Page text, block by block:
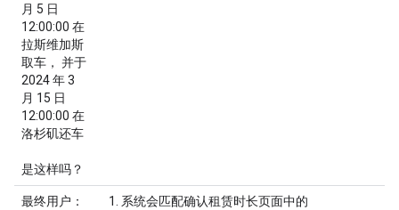
月 5 日
12:00:00 在
拉斯维加斯
取车， 并于
2024 年 3
月 15 日
12:00:00 在
洛杉矶还车
是这样吗？
最终用户 ：
系统会匹配确认租赁时长页面中的